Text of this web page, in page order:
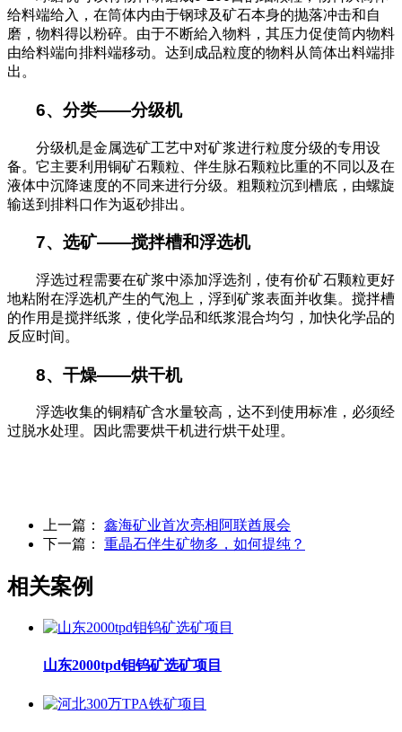
给料端给入，在筒体内由于钢球及矿石本身的抛落冲击和自
磨，物料得以粉碎。由于不断給入物料，其压力促使筒内物料
由给料端向排料端移动。达到成品粒度的物料从筒体出料端排
出。
6、分类——分级机
分级机是金属选矿工艺中对矿浆进行粒度分级的专用设
备。它主要利用铜矿石颗粒、伴生脉石颗粒比重的不同以及在
液体中沉降速度的不同来进行分级。粗颗粒沉到槽底，由螺旋
输送到排料口作为返砂排出。
7、选矿——搅拌槽和浮选机
浮选过程需要在矿浆中添加浮选剂，使有价矿石颗粒更好
地粘附在浮选机产生的气泡上，浮到矿浆表面并收集。搅拌槽
的作用是搅拌纸浆，使化学品和纸浆混合均匀，加快化学品的
反应时间。
8、干燥——烘干机
浮选收集的铜精矿含水量较高，达不到使用标准，必须经
过脱水处理。因此需要烘干机进行烘干处理。
上一篇： 鑫海矿业首次亮相阿联酋展会
下一篇： 重晶石伴生矿物多，如何提纯？
相关案例
山东2000tpd钼钨矿选矿项目